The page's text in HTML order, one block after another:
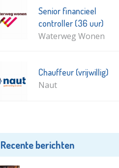
Senior financieel
controller (36 uur)
Waterweg Wonen
Chauffeur (vrijwillig)
Naut
Recente berichten